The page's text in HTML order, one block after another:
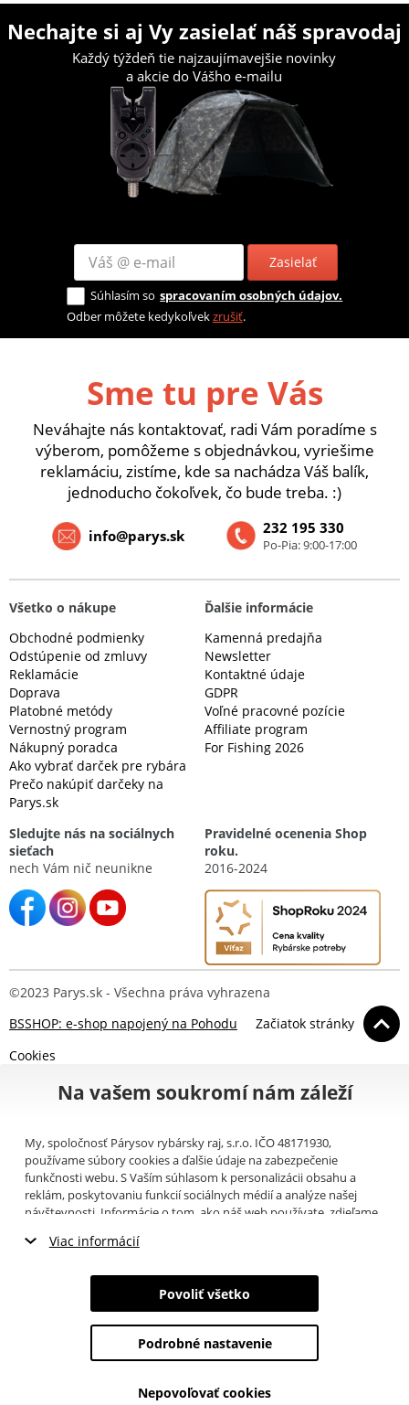
Nechajte si aj Vy zasielať náš spravodaj
Každý týždeň tie najzaujímavejšie novinky
a akcie do Vášho e-mailu
Zasielať
Súhlasím so spracovaním osobných údajov.
Odber môžete kedykoľvekzrušiť.
Sme tu pre Vás
Neváhajte nás kontaktovať, radi Vám poradíme s
výberom, pomôžeme s objednávkou, vyriešime
reklamáciu, zistíme, kde sa nachádza Váš balík,
jednoducho čokoľvek, čo bude treba. :)
232 195 330
Po-Pia: 9:00-17:00
info@parys.sk
Všetko o nákupe
Obchodné podmienky
Odstúpenie od zmluvy
Reklamácie
Doprava
Platobné metódy
Vernostný program
Nákupný poradca
Ako vybrať darček pre rybára
Prečo nakúpiť darčeky na
Parys.sk
Ďalšie informácie
Kamenná predajňa
Newsletter
Kontaktné údaje
GDPR
Voľné pracovné pozície
Affiliate program
For Fishing 2026
Sledujte nás na sociálnych
sieťach
nech Vám nič neunikne
Pravidelné ocenenia Shop
roku.
2016-2024
©2023 Parys.sk - Všechna práva vyhrazena
BSSHOP: e-shop napojený na Pohodu
Začiatok stránky
Cookies
Na vašem soukromí nám záleží
My, spoločnosť Párysov rybársky raj, s.r.o. IČO 48171930,
používame súbory cookies a ďalšie údaje na zabezpečenie
funkčnosti webu. S Vaším súhlasom k personalizácii obsahu a
reklám, poskytovaniu funkcií sociálnych médií a analýze našej
návštevnosti. Informácie o tom, ako náš web používate, zdieľame
(napríklad Google).Tu
informáciami, ktoré ste im poskytli alebo ktoré získali v dôsledku
toho, že používate ich služby. Tieto údaje zahŕňajú cookies, dáta z
ďalších úložísk, IP adresu a ďalšie informácie spojené s prezeraním
Viac informácií
Nevyhnutné cookies
Marketingové cookies
Analytické cookies
Údaje o používateľoch
Povoliť všetko
Podrobné nastavenie
Nepovoľovať cookies